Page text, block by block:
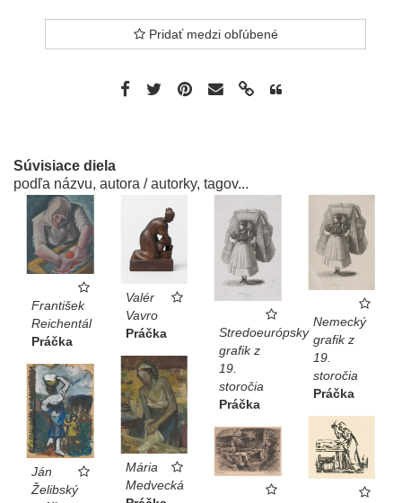
Pridať medzi obľúbené
Súvisiace diela
podľa názvu, autora / autorky, tagov...
František
Reichentál
Práčka
Valér
Vavro
Práčka
Stredoeurópsky
grafik z
19.
storočia
Práčka
Nemecký
grafik z
19.
storočia
Práčka
Mária
Medvecká
Ján
Želibský